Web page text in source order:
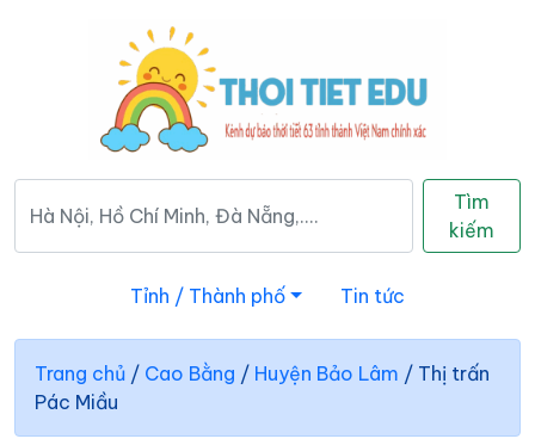
Tìm
kiếm
Tỉnh / Thành phố Tin tức
Trang chủ / Cao Bằng / Huyện Bảo Lâm / Thị trấn
Pác Miầu